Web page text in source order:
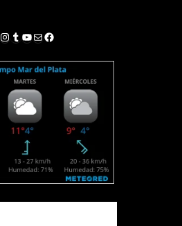
Instagram
Tumblr
YouTube
Correo electrónico
Facebook